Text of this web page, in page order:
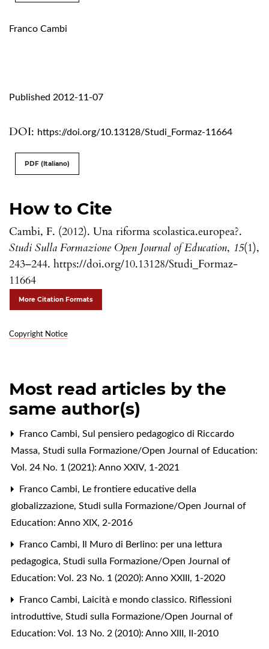
Franco Cambi
DOI: https://doi.org/10.13128/Studi_Formaz-11664
Published 2012-11-07
How to Cite
Cambi, F. (2012). Una riforma scolastica.europea?.
Studi Sulla Formazione Open Journal of Education, 15(1),
243–244. https://doi.org/10.13128/Studi_Formaz-
11664
More Citation Formats
Copyright Notice
PDF (Italiano)
Most read articles by the
same author(s)
Franco Cambi, Sul pensiero pedagogico di Riccardo
Massa, Studi sulla Formazione/Open Journal of Education:
Vol. 24 No. 1 (2021): Anno XXIV, 1-2021
Franco Cambi, Le frontiere educative della
globalizzazione, Studi sulla Formazione/Open Journal of
Education: Anno XIX, 2-2016
Franco Cambi,
Il Muro di Berlino: per una lettura
pedagogica, Studi sulla Formazione/Open Journal of
Education: Vol. 23 No. 1 (2020): Anno XXIII, 1-2020
Franco Cambi, Laicità e mondo classico. Riflessioni
introduttive, Studi sulla Formazione/Open Journal of
Education: Vol. 13 No. 2 (2010): Anno XIII, II-2010